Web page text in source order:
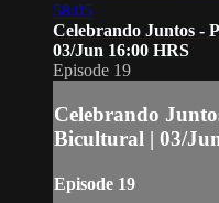
58:05
Celebrando Juntos -
03/Jun 16:00 HRS
Episode 19
Celebrando
Bicultural | 03/
Episode 19